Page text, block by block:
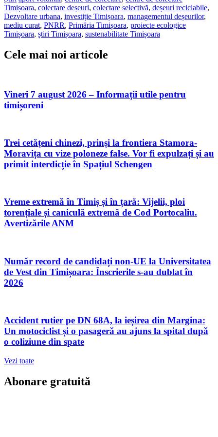
Timișoara, colectare deșeuri, colectare selectivă, deșeuri reciclabile,
Dezvoltare urbana, investiție Timișoara, managementul deșeurilor,
mediu curat, PNRR, Primăria Timișoara, proiecte ecologice
Timișoara, știri Timișoara, sustenabilitate Timișoara
Cele mai noi articole
Vineri 7 august 2026 – Informații utile pentru
timișoreni
Trei cetățeni chinezi, prinși la frontiera Stamora-
Moravița cu vize poloneze false. Vor fi expulzați și au
primit interdicție în Spațiul Schengen
Vreme extremă în Timiș și în țară: Vijelii, ploi
torențiale și caniculă extremă de Cod Portocaliu.
Avertizările ANM
Număr record de candidați non-UE la Universitatea
de Vest din Timișoara: Înscrierile s-au dublat în
2026
Accident rutier pe DN 68A, la ieșirea din Margina:
Un motociclist și o pasageră au ajuns la spital după
o coliziune din spate
Vezi toate
Abonare gratuită